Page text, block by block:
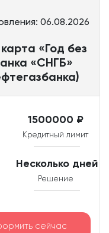
06.08.2026
«Год без
«СНГБ»
1500000 ₽
Кредитный лимит
Несколько дней
Решение
сейчас